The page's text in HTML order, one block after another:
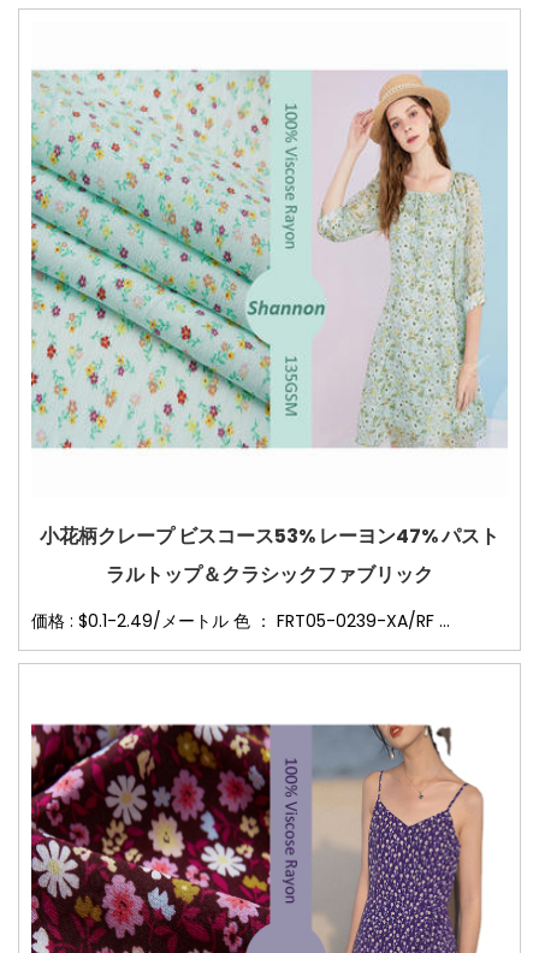
小花柄クレープ ビスコース53% レーヨン47% パスト
ラルトップ＆クラシックファブリック
価格 : $0.1-2.49/メートル 色 ： FRT05-0239-XA/RF ...